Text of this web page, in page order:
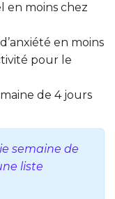
en moins chez
en moins
pour le
de 4 jours
semaine de
liste